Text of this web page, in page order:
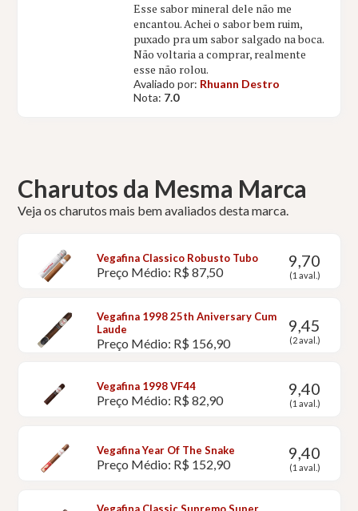
Esse sabor mineral dele não me
encantou. Achei o sabor bem ruim,
puxado pra um sabor salgado na boca.
Não voltaria a comprar, realmente
esse não rolou.
Avaliado por: Rhuann Destro
Nota: 7.0
Charutos da Mesma Marca
Veja os charutos mais bem avaliados desta marca.
Vegafina Classico Robusto Tubo
Preço Médio: R$ 87,50
9,70
(1 aval.)
Vegafina 1998 25th Aniversary Cum
Laude
Preço Médio: R$ 156,90
9,45
(2 aval.)
Vegafina 1998 VF44
Preço Médio: R$ 82,90
9,40
(1 aval.)
Vegafina Year Of The Snake
Preço Médio: R$ 152,90
9,40
(1 aval.)